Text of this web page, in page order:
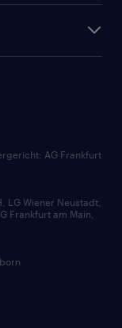
AG Frankfurt
LG Wiener Neustadt,
Frankfurt am Main,